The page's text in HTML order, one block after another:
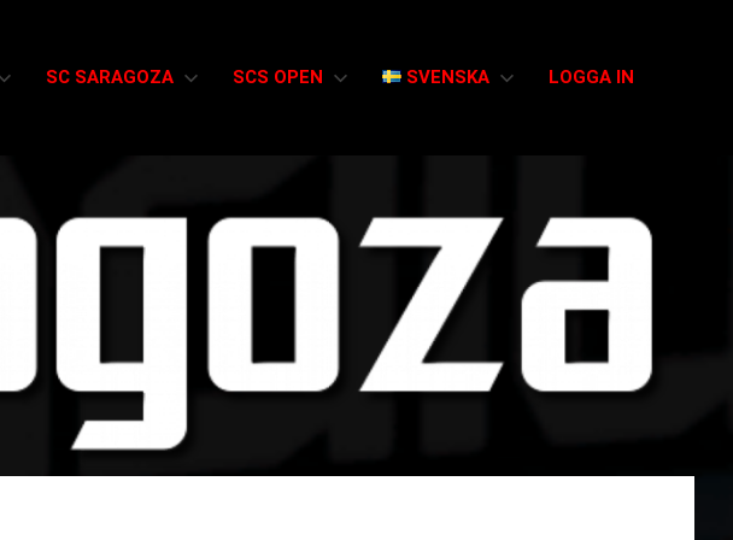
SC SARAGOZA SCS OPEN SVENSKA LOGGA IN